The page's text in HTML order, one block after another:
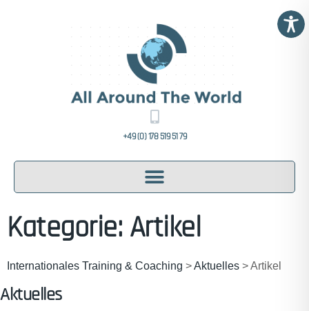
+49 (0) 178 519 51 79
Kategorie: Artikel
Internationales Training & Coaching >Aktuelles >Artikel
Aktuelles